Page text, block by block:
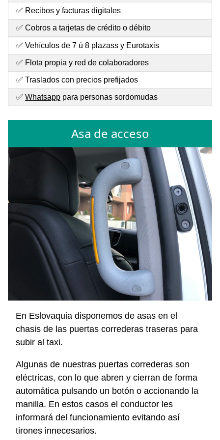
✅ Recibos y facturas digitales
✅ Cobros a tarjetas de crédito o débito
✅ Vehículos de 7 ú 8 plazass y Eurotaxis
✅ Flota propia y red de colaboradores
✅ Traslados con precios prefijados
✅ Whatsapp para personas sordomudas
Asa de acceso
En Eslovaquia disponemos de asas en el
chasis de las puertas correderas traseras para
subir al taxi.
Algunas de nuestras puertas correderas son
eléctricas, con lo que abren y cierran de forma
automática pulsando un botón o accionando la
manilla. En estos casos el conductor les
informará del funcionamiento evitando así
tirones innecesarios.